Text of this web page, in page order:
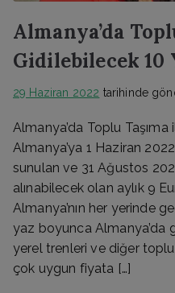
Almanya’da
Gidilebilecek 10
29 Haziran 2022 tarihinde
Almanya’da Toplu
Almanya’ya 1 Haziran
sunulan ve 31 Ağustos
alınabilecek olan aylık 9
Almanya’nın her yerinde
yaz boyunca Almanya’da
yerel trenleri ve diğer toplu
çok uygun fiyata […]